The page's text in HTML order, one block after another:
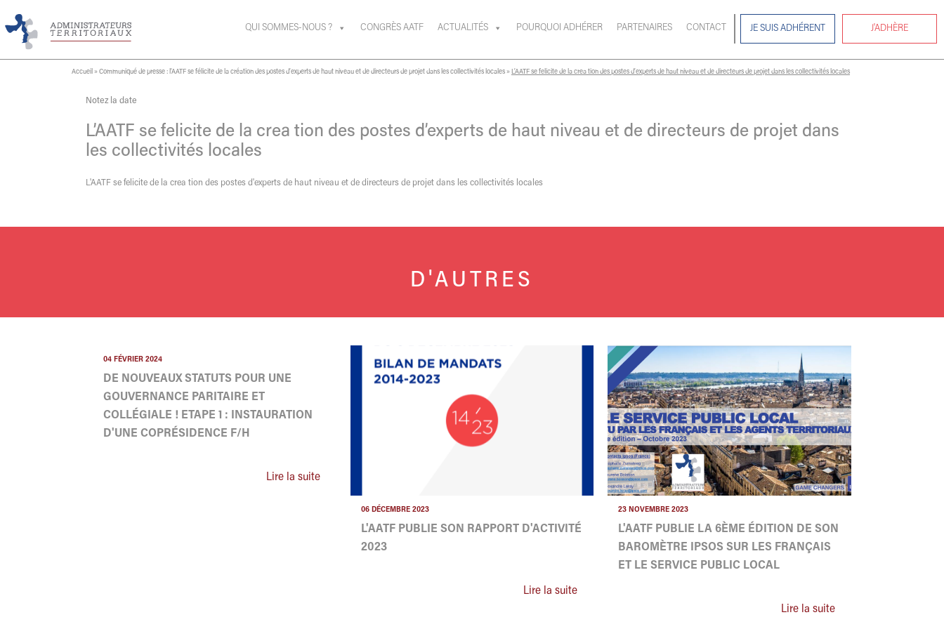
QUI SOMMES-NOUS ? CONGRÈS AATF ACTUALITÉS POURQUOI ADHÉRER PARTENAIRES CONTACT JE SUIS ADHÉRENT J'ADHÈRE
Accueil » Communiqué de presse : l’AATF se félicite de la création des postes d’experts de haut niveau et de directeurs de projet dans les collectivités locales » L’AATF se felicite de la crea tion des postes d’experts de haut niveau et de directeurs de projet dans les collectivités locales
Notez la date
L’AATF se felicite de la crea tion des postes d’experts de haut niveau et de directeurs de projet dans
les collectivités locales
L'AATF se felicite de la crea tion des postes d'experts de haut niveau et de directeurs de projet dans les collectivités locales
D'AUTRES
04 FÉVRIER 2024
DE NOUVEAUX STATUTS POUR UNE
GOUVERNANCE PARITAIRE ET
COLLÉGIALE ! ETAPE 1 : INSTAURATION
D'UNE COPRÉSIDENCE F/H
Lire la suite
06 DÉCEMBRE 2023
L'AATF PUBLIE SON RAPPORT D'ACTIVITÉ
2023
Lire la suite
23 NOVEMBRE 2023
L'AATF PUBLIE LA 6ÈME ÉDITION DE SON
BAROMÈTRE IPSOS SUR LES FRANÇAIS
ET LE SERVICE PUBLIC LOCAL
Lire la suite